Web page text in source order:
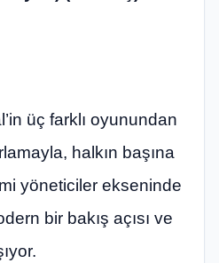
üç farklı oyunundan
halkın başına
yöneticiler ekseninde
bir bakış açısı ve